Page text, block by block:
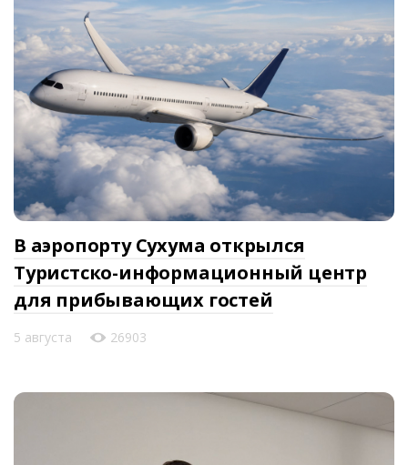
В аэропорту Сухума открылся
Туристско-информационный центр
для прибывающих гостей
5 августа 26903